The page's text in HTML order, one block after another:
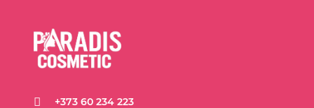
+373 60 234 223